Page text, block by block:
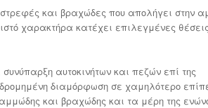
και βραχώδες που απολήγει στην
χαρακτήρα κατέχει επιλεγμένες
αυτοκινήτων και πεζών επί της
διαμόρφωση σε χαμηλότερο
και βραχώδης και τα μέρη της